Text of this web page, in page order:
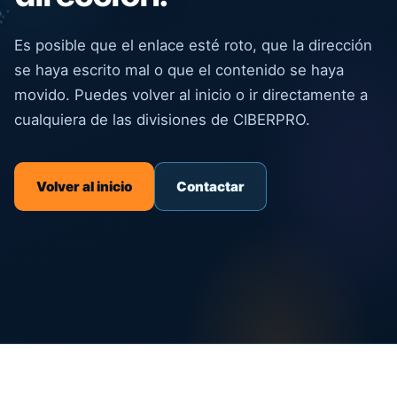
Es posible que el enlace esté roto, que la dirección
se haya escrito mal o que el contenido se haya
movido. Puedes volver al inicio o ir directamente a
cualquiera de las divisiones de CIBERPRO.
Volver al inicio Contactar